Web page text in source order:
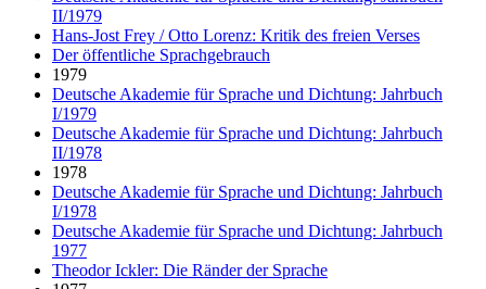
II/1979
Hans-Jost Frey / Otto Lorenz: Kritik des freien Verses
Der öffentliche Sprachgebrauch
1979
Deutsche Akademie für Sprache und Dichtung: Jahrbuch
I/1979
Deutsche Akademie für Sprache und Dichtung: Jahrbuch
II/1978
1978
Deutsche Akademie für Sprache und Dichtung: Jahrbuch
I/1978
Deutsche Akademie für Sprache und Dichtung: Jahrbuch
1977
Theodor Ickler: Die Ränder der Sprache